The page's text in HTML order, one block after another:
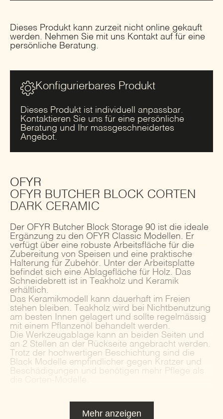
Dieses Produkt kann zurzeit nicht online gekauft
werden. Nehmen Sie mit uns Kontakt auf für eine
persönliche Beratung.
Konfigurierbares Produkt
Dieses Produkt ist individuell anpassbar.
Kontaktieren Sie uns für eine persönliche
Beratung und Ihr massgeschneidertes
Angebot.
OFYR
OFYR BUTCHER BLOCK CORTEN
DARK CERAMIC
Der OFYR Butcher Block Storage 90 ist die ideale
Ergänzung zu den OFYR Classic Modellen. Er
verfügt über eine robuste Arbeitsfläche für die
Zubereitung von Speisen und eine praktische
Halterung für Zubehör. Unter der Arbeitsplatte
befindet sich eine Ablagefläche für Holz. Das
Schneidebrett ist in Teakholz und Keramik
erhältlich.
Das Keramikmodell kann dauerhaft im Freien
stehen bleiben. Teakholz wird bei Nichtbenutzung
am besten Innen gelagert und sollte regelmässig
mit einem Pflanzenöl behandelt werden.
Die Werkzeugablage kann an beiden Seiten und
an 2 Stellen an der Rückseite angebracht werden.
Trotz der hochwertigen Beschichtung sind die
Black Modelle empfindlicher gegen Kratzer und
Beschädigungen und benötigen mehr Pflege als
Mehr anzeigen